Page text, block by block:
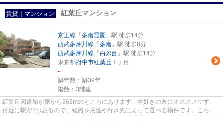
賃貸｜マンション 紅葉丘マンション
京王線 「 多磨霊園 」駅 徒歩14分
西武多摩川線 「 多磨 」駅 徒歩8分
西武多摩川線 「 白糸台 」駅 徒歩14分
東京都府中市紅葉丘 １丁目
-
築年数：築39年
階数：3階建
紅葉丘図書館が家から363mのところにあります。本好きの方にオススメです。
付近に駅が2つあるので、経路を用途や行き先によって選べる物件です。こちら